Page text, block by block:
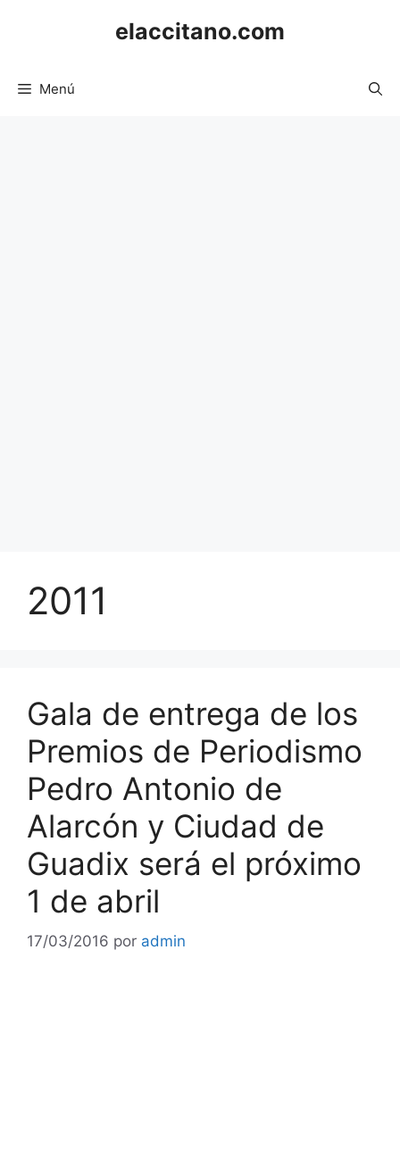
elaccitano.com
Menú
2011
Gala de entrega de los
Premios de Periodismo
Pedro Antonio de
Alarcón y Ciudad de
Guadix será el próximo
1 de abril
17/03/2016 por admin